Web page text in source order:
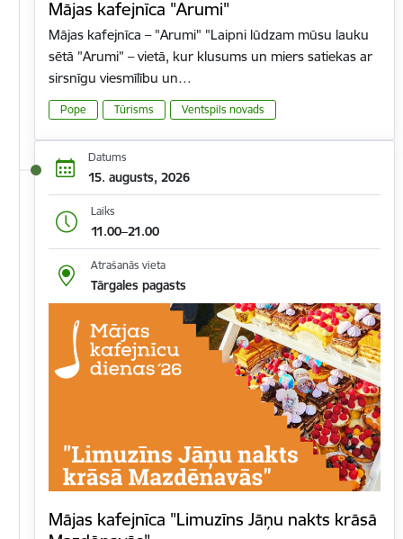
Mājas kafejnīca "Arumi"
Mājas kafejnīca – "Arumi" "Laipni lūdzam mūsu lauku
sētā ”Arumi” – vietā, kur klusums un miers satiekas ar
sirsnīgu viesmīlību un…
Pope Tūrisms Ventspils novads
Datums
15. augusts, 2026
Laiks
11.00–21.00
Atrašanās vieta
Tārgales pagasts
Mājas kafejnīca "Limuzīns Jāņu nakts krāsā